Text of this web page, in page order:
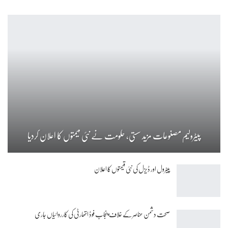
پیٹرولیم مصنوعات مزید سستی، حکومت نے نئی قیمتوں کا اعلان کردیا
پیٹرول اور ڈیزل کی نئی قیمتوں کا اعلان
صحت دشمن عناصر کے خلاف پنجاب فوڈ اتھارٹی کی کارروائیاں جاری